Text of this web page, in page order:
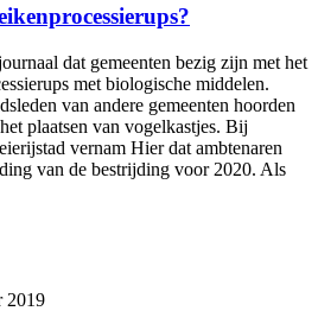
dat gemeenten bezig zijn met het
met biologische middelen.
van andere gemeenten hoorden
plaatsen van vogelkastjes. Bij
vernam Hier dat ambtenaren
van de bestrijding voor 2020. Als
2019